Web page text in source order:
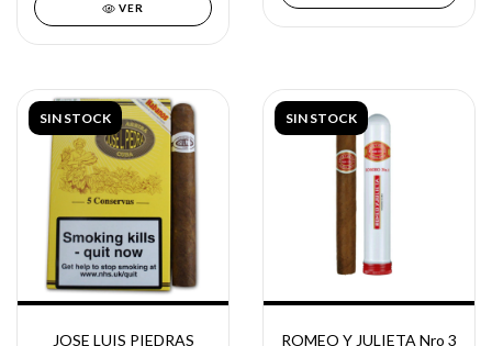
VER
SIN STOCK
JOSE LUIS PIEDRAS
SIN STOCK
ROMEO Y JULIETA Nro 3